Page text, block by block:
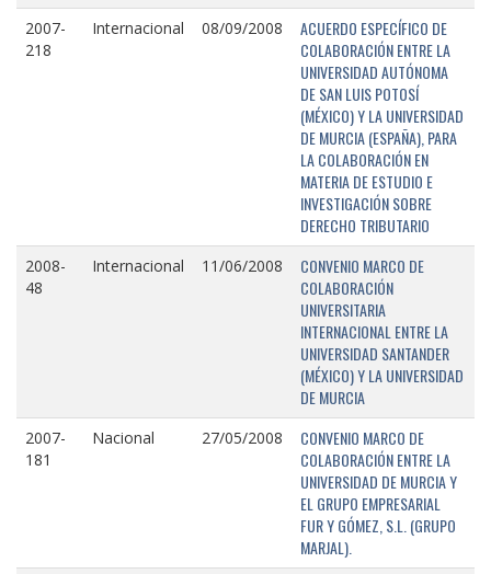
2007-
218
Internacional 08/09/2008
ACUERDO ESPECÍFICO DE
COLABORACIÓN ENTRE LA
UNIVERSIDAD AUTÓNOMA
DE SAN LUIS POTOSÍ
(MÉXICO) Y LA UNIVERSIDAD
DE MURCIA (ESPAÑA), PARA
LA COLABORACIÓN EN
MATERIA DE ESTUDIO E
INVESTIGACIÓN SOBRE
DERECHO TRIBUTARIO
2008-
48
Internacional 11/06/2008
CONVENIO MARCO DE
COLABORACIÓN
UNIVERSITARIA
INTERNACIONAL ENTRE LA
UNIVERSIDAD SANTANDER
(MÉXICO) Y LA UNIVERSIDAD
DE MURCIA
2007-
181
Nacional 27/05/2008
CONVENIO MARCO DE
COLABORACIÓN ENTRE LA
UNIVERSIDAD DE MURCIA Y
EL GRUPO EMPRESARIAL
FUR Y GÓMEZ, S.L. (GRUPO
MARJAL).